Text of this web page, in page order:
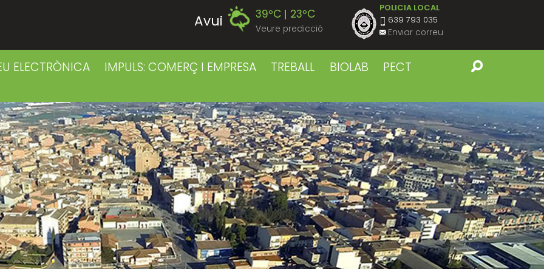
Avui 39ºC 23ºC
Veure predicció
Diumenge 39ºC 22ºC
Dimarts 39ºC 22ºC
Dimecres 41ºC 23ºC
Dijous 42ºC 22ºC
Divendres 40ºC 23ºC
POLICIA LOCAL
639 793 035
Enviar correu
ELECTRÒNICA IMPULS: COMERÇ I EMPRESA TREBALL BIOLAB
PECT